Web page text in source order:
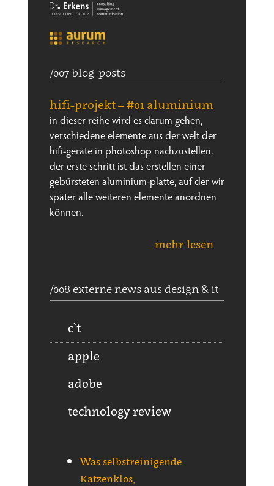
/007 blog-posts
hifi-projekt – #01 aluminium
in dieser reihe wird es darum gehen,
verschiedene elemente aus der welt der
hifi-geräte in photoshop nachzustellen.
der erste schritt ist das erstellen einer
gebürsteten aluminium-platte, auf der wir
später alle weiteren elemente anordnen
können.
mehr lesen
/008 externe news aus design & it
c`t
apple
adobe
technology review
Was selbstreinigende
Katzenklos,